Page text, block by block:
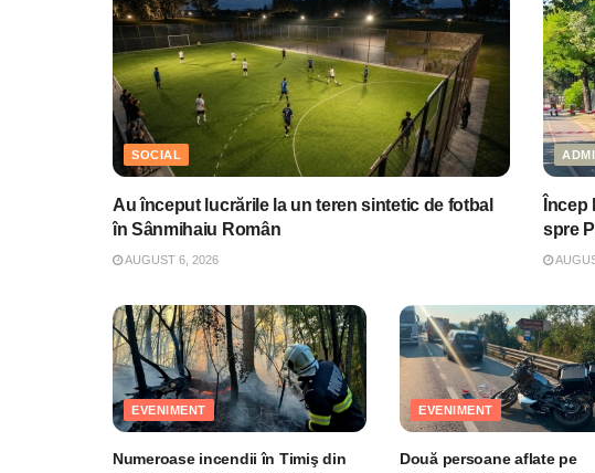
SOCIAL
Au început lucrările la un teren sintetic de fotbal
în Sânmihaiu Român
AUGUST 6, 2026
spre
EVENIMENT
Numeroase incendii în Timiş din
EVENIMENT
Două persoane aflate pe